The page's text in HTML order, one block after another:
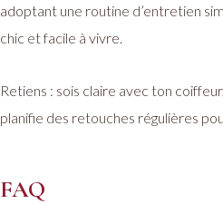
adoptant une routine d’entretien
chic et facile à vivre.
Retiens : sois claire avec ton
planifie des retouches régulières
FAQ